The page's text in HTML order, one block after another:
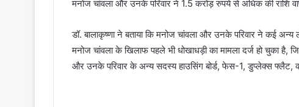
मनोज चांवला और उनके परिवार ने 1.5 करोड़ रुपये से अधिक की राशि
डॉ. बालाकृष्णा ने बताया कि मनोज चांवला और उनके परिवार ने कई
मनोज चांवला के खिलाफ पहले भी धोखाधड़ी का मामला दर्ज हो चुका है,
और उनके परिवार के अन्य सदस्य हाउसिंग बोर्ड, फेस-1, डुप्लेक्स फ्लैट,